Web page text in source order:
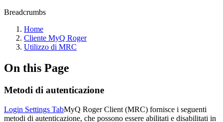
Breadcrumbs
Home
Cliente MyQ Roger
Utilizzo di MRC
On this Page
Metodi di autenticazione
Login Settings TabMyQ Roger Client (MRC) fornisce i seguenti
metodi di autenticazione, che possono essere abilitati e disabilitati in